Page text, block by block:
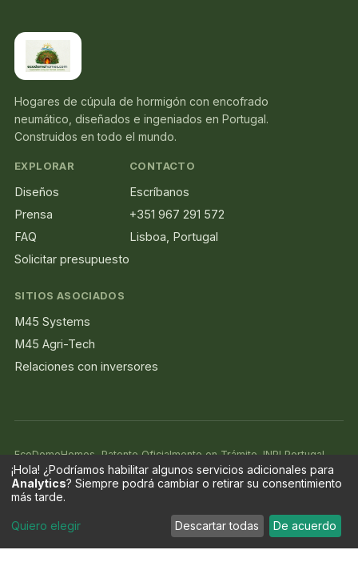
Hogares de cúpula de hormigón con encofrado
neumático, diseñados e ingeniados en Portugal.
Construidos en todo el mundo.
EXPLORAR
Diseños
Prensa
FAQ
Solicitar presupuesto
CONTACTO
Escríbanos
+351 967 291 572
Lisboa, Portugal
SITIOS ASOCIADOS
M45 Systems
M45 Agri-Tech
Relaciones con inversores
EcoDomeHomes, Patente Oficialmente en Trámite. INPI Portugal,
Modelo de Utilidade N.º 12464, presentado en febrero de 2026.
© 2026 Memorable Green - Unipessoal Lda · NIPC 518 951 618.
Patente en Trámite · INPI Portugal · Modelo de Utilidade N.º 12464 ·
¡Hola! ¿Podríamos habilitar algunos servicios adicionales para
Analytics? Siempre podrá cambiar o retirar su consentimiento
más tarde.
Quiero elegir Descartar todas De acuerdo
Reservar